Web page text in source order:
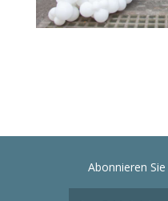
Abonnieren